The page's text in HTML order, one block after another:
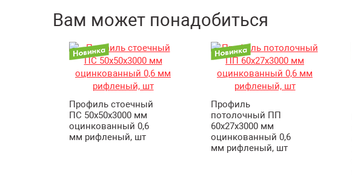
Вам может понадобиться
Профиль стоечный
ПС 50х50х3000 мм
оцинкованный 0,6
мм рифленый, шт
Профиль
потолочный ПП
60х27х3000 мм
оцинкованный 0,6
мм рифленый, шт